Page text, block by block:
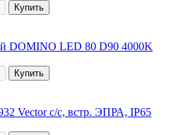
DOMINO LED 80 D90 4000K
Vector с/с, встр. ЭПРА, IP65